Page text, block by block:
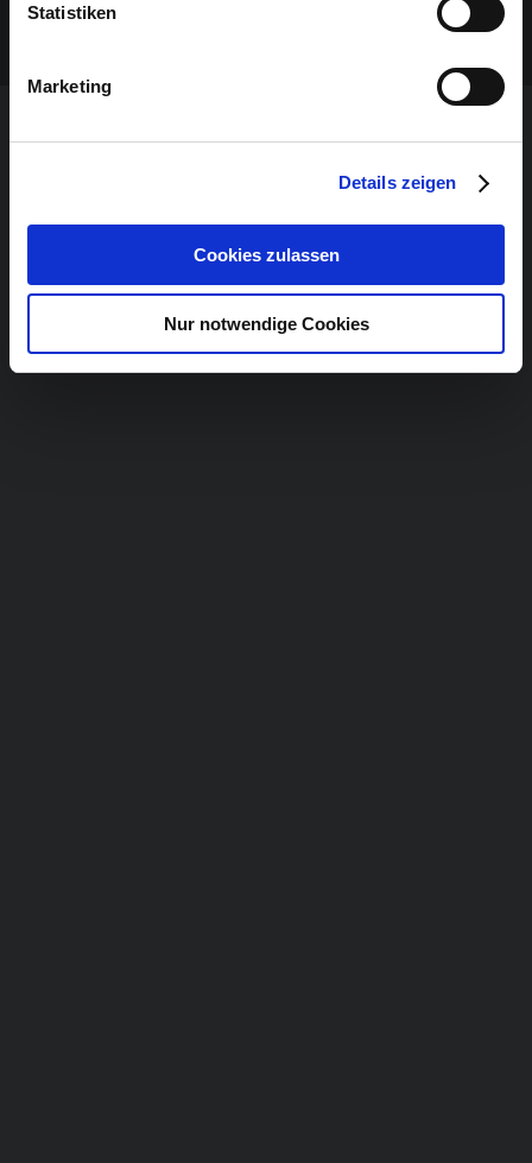
Statistiken
Marketing
Details zeigen
Cookies zulassen
Nur notwendige Cookies
Brandt Brauer Frick